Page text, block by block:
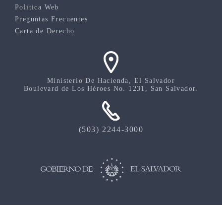
Politica Web
Preguntas Frecuentes
Carta de Derecho
Ministerio De Hacienda, El Salvador
Boulevard de Los Héroes No. 1231, San Salvador.
(503) 2244-3000